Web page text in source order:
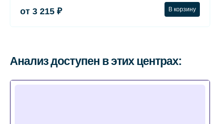
от 3 215 ₽ В корзину
Анализ доступен в этих центрах: